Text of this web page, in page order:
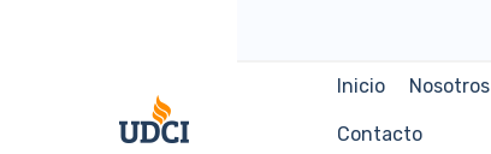
Inicio Nosotros
Contacto